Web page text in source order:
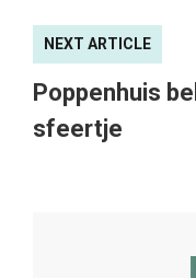
NEXT ARTICLE
Poppenhuis
sfeertje